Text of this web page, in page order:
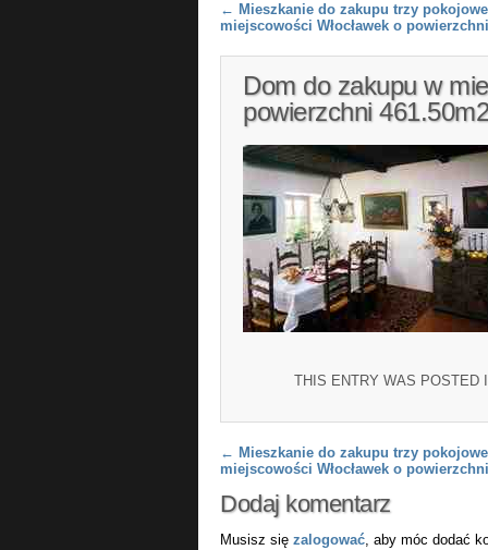
Post navigation
← Mieszkanie do zakupu trzy
miejscowości Włocławek o
Dom do zakupu w
powierzchni 461.50m2
THIS ENTRY WAS POSTED
Post navigation
← Mieszkanie do zakupu trzy
miejscowości Włocławek o
Dodaj komentarz
Musisz się zalogować, aby móc dodać